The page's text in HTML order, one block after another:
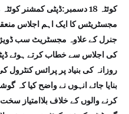
کوئٹہ 18 دسمبر:ڈپٹی کمشنر
مجسٹریٹس کا ایک اہم اجلاس
جنرل کے علاوہ مجسٹریٹ سب
کی اجلاس سے خطاب کرتے ہوئے
روزانہ کی بنیاد پر پرائس کنٹرول
بنایا جائے انہوں نے واضح کیا کہ
کرنے والوں کے خلاف بلاامتیاز